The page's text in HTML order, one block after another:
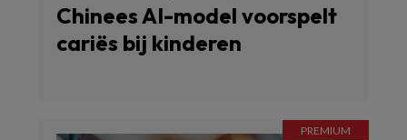
Chinees AI-model voorspelt
cariës bij kinderen